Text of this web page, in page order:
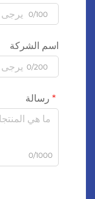
0/100
اسم الشركة
0/200
رسالة
0/1000